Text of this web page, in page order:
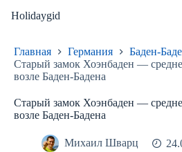
Holidaygid
Главная Германия
Баден-
Старый замок Хоэнбаден —
возле Баден-Бадена
Старый замок Хоэнбаден —
возле Баден-Бадена
Михаил Шварц